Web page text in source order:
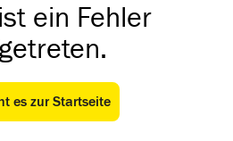
ein Fehler
es zur Startseite